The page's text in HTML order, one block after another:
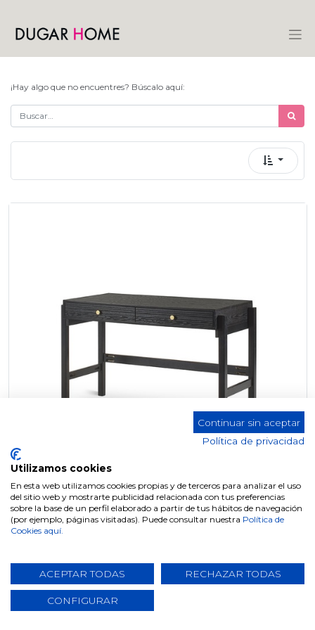
¡Hay algo que no encuentres? Búscalo aquí:
ESCRITORIO DK-006
Continuar sin aceptar
Política de privacidad
Utilizamos cookies
En esta web utilizamos cookies propias y de terceros para analizar el uso
del sitio web y mostrarte publicidad relacionada con tus preferencias
sobre la base de un perfil elaborado a partir de tus hábitos de navegación
(por ejemplo, páginas visitadas). Puede consultar nuestra Política de
Cookies aquí.
ACEPTAR TODAS RECHAZAR TODAS
CONFIGURAR